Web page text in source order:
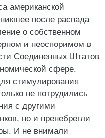
американской
после распада
о собственном
и неоспоримом в
Соединенных Штатов
сфере.
стимулирования
не потрудились
с другими
но и пренебрегли
И не внимали